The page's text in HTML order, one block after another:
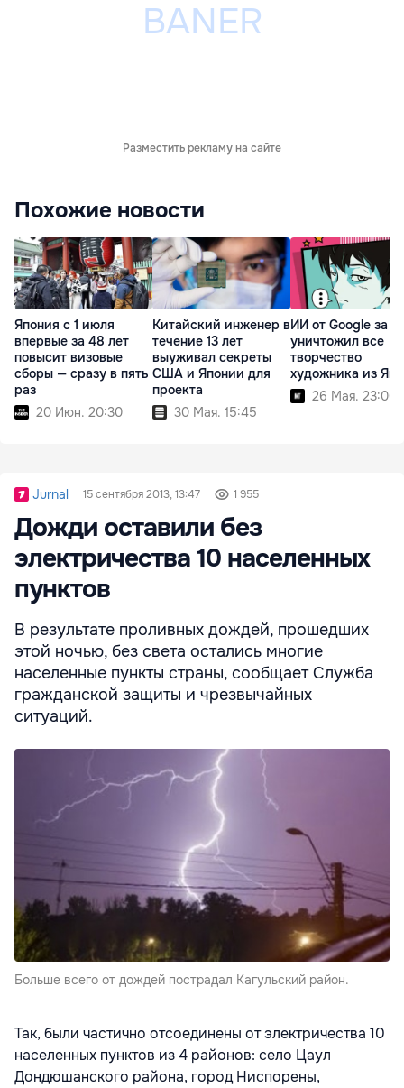
Разместить рекламу на сайте
Похожие новости
Япония с 1 июля
впервые за 48 лет
повысит визовые
сборы — сразу в пять
раз
20 Июн. 20:30
Китайский инженер в
течение 13 лет
выуживал секреты
США и Японии для
проекта
30 Мая. 15:45
ИИ от Google за
уничтожил все
творчество
художника из
26 Мая. 23:00
Jurnal 15 сентября 2013, 13:47 1 955
Дожди оставили без
электричества 10 населенных
пунктов
В результате проливных дождей, прошедших
этой ночью, без света остались многие
населенные пункты страны, сообщает Служба
гражданской защиты и чрезвычайных
ситуаций.
Больше всего от дождей пострадал Кагульский район.
Так, были частично отсоединены от электричества 10
населенных пунктов из 4 районов: село Цаул
Дондюшанского района, город Ниспорены,